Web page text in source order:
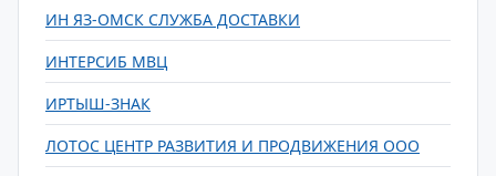
ИН ЯЗ-ОМСК СЛУЖБА ДОСТАВКИ
ИНТЕРСИБ МВЦ
ИРТЫШ-ЗНАК
ЛОТОС ЦЕНТР РАЗВИТИЯ И ПРОДВИЖЕНИЯ ООО